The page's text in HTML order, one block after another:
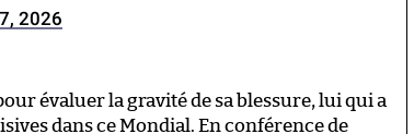
dans ce Mondial. En conférence de
qu’il faudrait attendre avant d’en